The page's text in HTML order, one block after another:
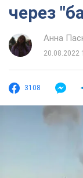
через
Анна
20.08.2022
3108